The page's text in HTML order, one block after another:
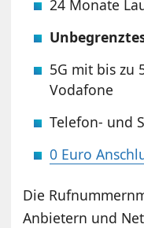
24 Monate
5G mit bis zu
Vodafone
Telefon- und
0 Euro
Die
Anbietern und